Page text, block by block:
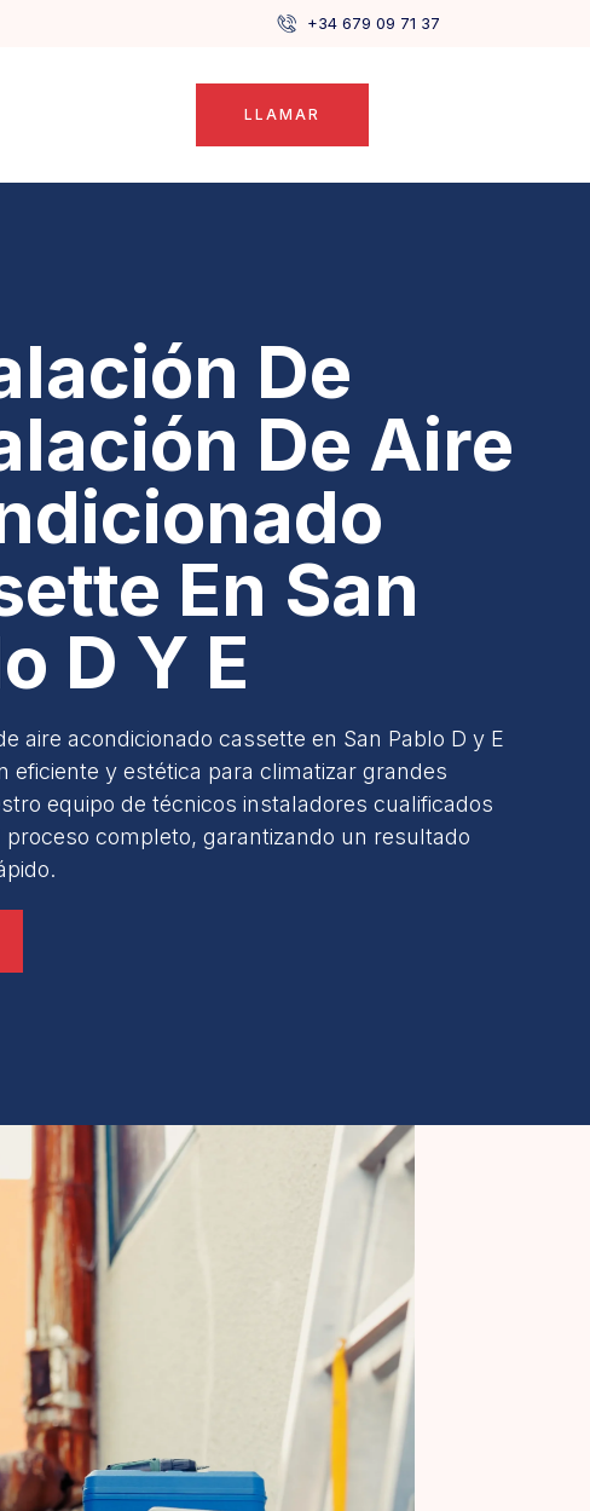
+34 679 09 71 37
LLAMAR
De
De Aire
En San
D Y E
aire acondicionado cassette en San Pablo D y E
eficiente y estética para climatizar grandes
equipo de técnicos instaladores cualificados
proceso completo, garantizando un resultado